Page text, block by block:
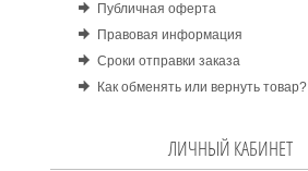
Публичная оферта
Правовая информация
Сроки отправки заказа
Как обменять или вернуть товар?
ЛИЧНЫЙ КАБИНЕТ